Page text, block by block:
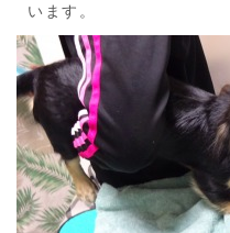
います。